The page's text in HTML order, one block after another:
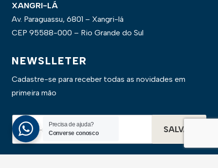
XANGRI-LÁ
Av. Paraguassu, 6801 – Xangri-lá
CEP 95588-000 – Rio Grande do Sul
NEWSLLETER
Cadastre-se para receber todas as novidades em
primeira mão
SALVAR
Precisa de ajuda?
Converse conosco